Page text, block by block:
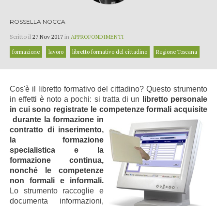
ROSSELLA NOCCA
Scritto il 27 Nov 2017 in APPROFONDIMENTI
formazione lavoro libretto formativo del cittadino Regione Toscana
Cos'è il libretto formativo del cittadino? Questo strumento
in effetti è noto a pochi: si tratta di un libretto personale
in cui sono registrate le competenze formali acquisite
durante la formazione in
contratto di inserimento,
la formazione
specialistica e la
formazione continua,
nonché le competenze
non formali e informali.
Lo strumento raccoglie e
documenta informazioni,